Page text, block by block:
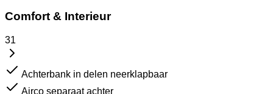
Comfort & Interieur
31
Achterbank in delen neerklapbaar
Airco separaat achter